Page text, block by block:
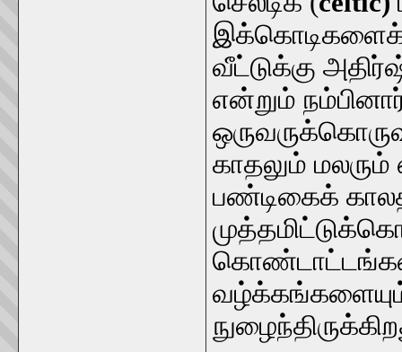
வீட்டுக்கு
என்றும்
காதலும் மலரும்
பண்டிகைக்